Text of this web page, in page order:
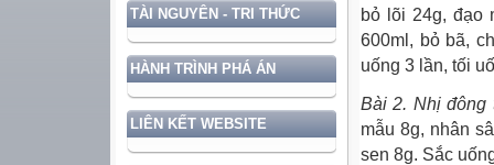
TÀI NGUYÊN - TRI THỨC
HÀNH TRÌNH PHÁ ÁN
LIÊN KẾT WEBSITE
bỏ lõi 24g, đạo
600ml, bỏ bã,
uống 3 lần, tối
Bài 2. Nhị đông
mẫu 8g, nhân
sen 8g. Sắc